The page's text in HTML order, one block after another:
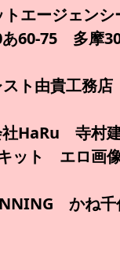
エージェン
75 多摩
ト由貴工
HaRu 寺村
キット エ
かね